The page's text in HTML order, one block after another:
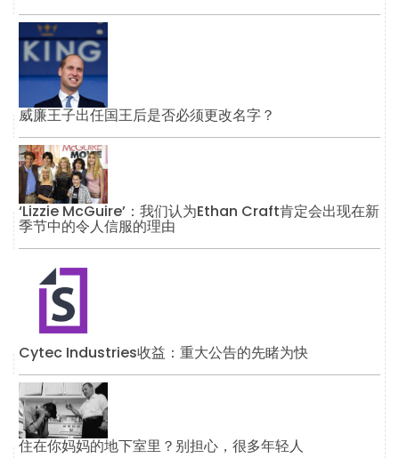
威廉王子出任国王后是否必须更改名字？
‘Lizzie McGuire’：我们认为Ethan Craft肯定会出现在新
季节中的令人信服的理由
Cytec Industries收益：重大公告的先睹为快
住在你妈妈的地下室里？别担心，很多年轻人